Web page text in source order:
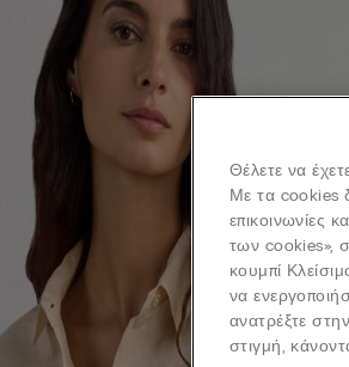
Θέλετε να
Με τα cookies
επικοινωνίες
των cookies»,
κουμπί
να
ανατρέξτε στην
στιγμή,